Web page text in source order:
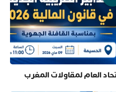
العام لمقاولات المغرب